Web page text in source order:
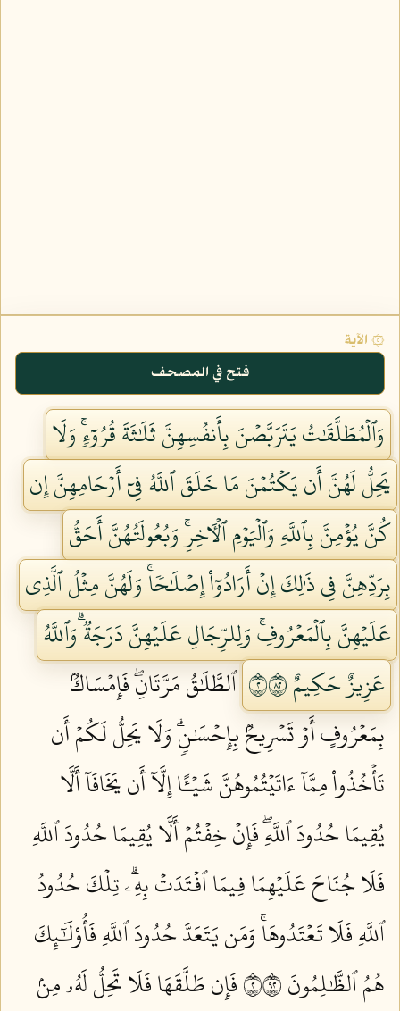
۞ الآية
فتح في المصحف
وَٱلۡمُطَلَّقَٰتُ يَتَرَبَّصۡنَ بِأَنفُسِهِنَّ ثَلَٰثَةَ قُرُوٓءٖۚ وَلَا
يَحِلُّ لَهُنَّ أَن يَكۡتُمۡنَ مَا خَلَقَ ٱللَّهُ فِيٓ أَرۡحَامِهِنَّ إِن
كُنَّ يُؤۡمِنَّ بِٱللَّهِ وَٱلۡيَوۡمِ ٱلۡأٓخِرِۚ وَبُعُولَتُهُنَّ أَحَقُّ
بِرَدِّهِنَّ فِي ذَٰلِكَ إِنۡ أَرَادُوٓاْ إِصۡلَٰحٗاۚ وَلَهُنَّ مِثۡلُ ٱلَّذِي
عَلَيۡهِنَّ بِٱلۡمَعۡرُوفِۚ وَلِلرِّجَالِ عَلَيۡهِنَّ دَرَجَةٞۗ وَٱللَّهُ
عَزِيزٌ حَكِيمٌ ٢٢٨
ٱلطَّلَٰقُ مَرَّتَانِۖ فَإِمۡسَاكُۢ
بِمَعۡرُوفٍ أَوۡ تَسۡرِيحُۢ بِإِحۡسَٰنٖۗ وَلَا يَحِلُّ لَكُمۡ أَن
تَأۡخُذُواْ مِمَّآ ءَاتَيۡتُمُوهُنَّ شَيۡـًٔا إِلَّآ أَن يَخَافَآ أَلَّا
يُقِيمَا حُدُودَ ٱللَّهِۖ فَإِنۡ خِفۡتُمۡ أَلَّا يُقِيمَا حُدُودَ ٱللَّهِ
فَلَا جُنَاحَ عَلَيۡهِمَا فِيمَا ٱفۡتَدَتۡ بِهِۦۗ تِلۡكَ حُدُودُ
ٱللَّهِ فَلَا تَعۡتَدُوهَاۚ وَمَن يَتَعَدَّ حُدُودَ ٱللَّهِ فَأُوْلَٰٓئِكَ
هُمُ ٱلظَّٰلِمُونَ ٢٢٩
فَإِن طَلَّقَهَا فَلَا تَحِلُّ لَهُۥ مِنۢ